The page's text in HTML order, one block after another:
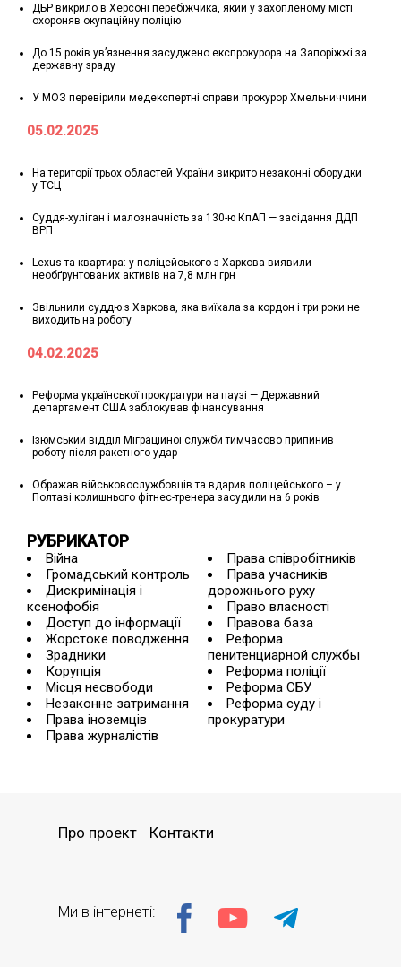
ДБР викрило в Херсоні перебіжчика, який у захопленому місті
охороняв окупаційну поліцію
До 15 років ув’язнення засуджено експрокурора на Запоріжжі за
державну зраду
У МОЗ перевірили медекспертні справи прокурор Хмельниччини
05.02.2025
На території трьох областей України викрито незаконні оборудки
у ТСЦ
Суддя-хуліган і малозначність за 130-ю КпАП — засідання ДДП
ВРП
Lexus та квартира: у поліцейського з Харкова виявили
необґрунтованих активів на 7,8 млн грн
Звільнили суддю з Харкова, яка виїхала за кордон і три роки не
виходить на роботу
04.02.2025
Реформа української прокуратури на паузі — Державний
департамент США заблокував фінансування
Ізюмський відділ Міграційної служби тимчасово припинив
роботу після ракетного удар
Ображав військовослужбовців та вдарив поліцейського – у
Полтаві колишнього фітнес-тренера засудили на 6 років
РУБРИКАТОР
Війна
Громадський контроль
Дискримінація і
ксенофобія
Доступ до інформації
Жорстоке поводження
Зрадники
Корупція
Місця несвободи
Незаконне затримання
Права іноземців
Права журналістів
Права співробітників
Права учасників
дорожнього руху
Право власності
Правова база
Реформа
пенитенциарной службы
Реформа поліції
Реформа СБУ
Реформа суду і
прокуратури
Про проект Контакти
Ми в інтернеті: